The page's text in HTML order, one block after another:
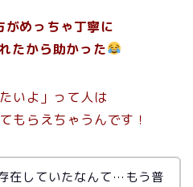
がめっちゃ丁寧に
たから助かった
いよ」って人は
もらえちゃうんです！
在していたなんて…もう普